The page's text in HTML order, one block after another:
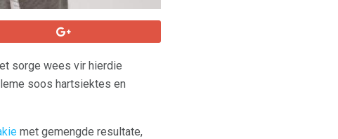
sorge wees vir hierdie
soos hartsiektes en
met gemengde resultate,